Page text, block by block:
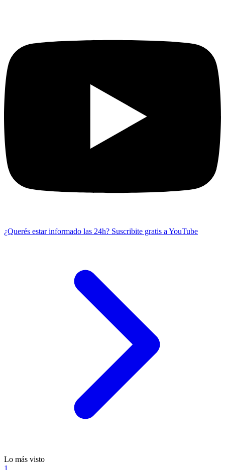
¿Querés estar informado las 24h? Suscribite gratis a YouTube
Lo más visto
1